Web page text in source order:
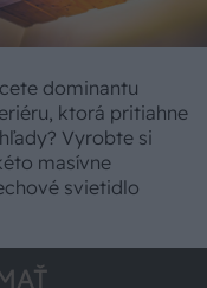
dominantu
ktorá pritiahne
Vyrobte si
masívne
svietidlo